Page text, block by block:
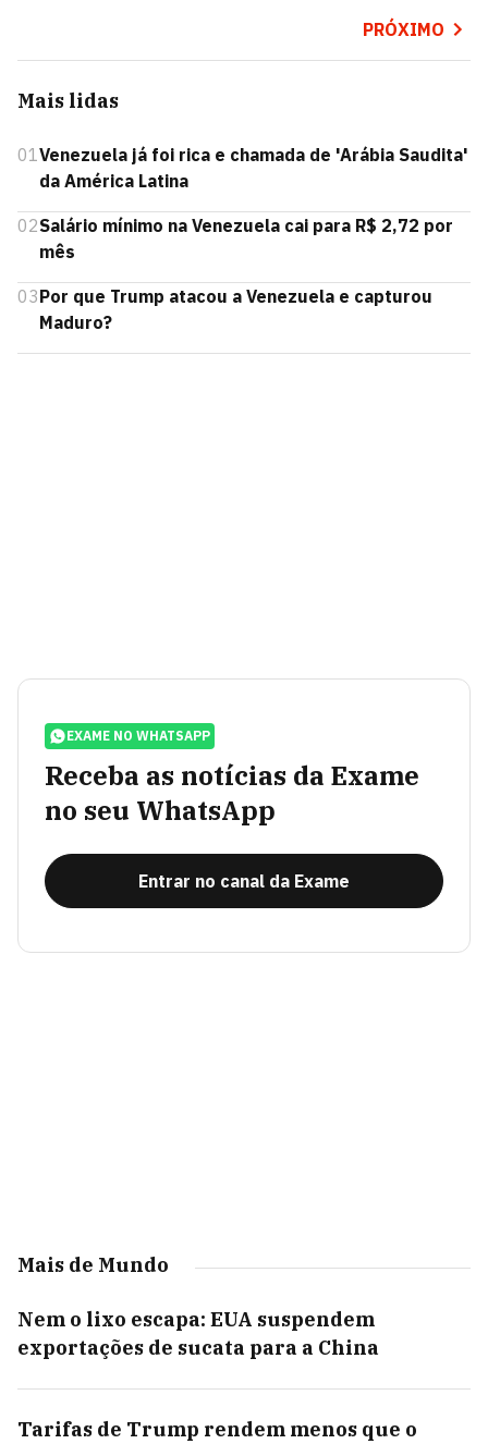
PRÓXIMO
Mais lidas
01Venezuela já foi rica e chamada de 'Arábia Saudita'
da América Latina
02Salário mínimo na Venezuela cai para R$ 2,72 por
mês
03Por que Trump atacou a Venezuela e capturou
Maduro?
EXAME NO WHATSAPP
Receba as notícias da Exame
no seu WhatsApp
Entrar no canal da Exame
Mais de Mundo
Nem o lixo escapa: EUA suspendem
exportações de sucata para a China
Tarifas de Trump rendem menos que o